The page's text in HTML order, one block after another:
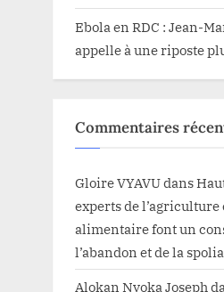
Ebola en RDC : Jean-
appelle à une riposte
Commentaires
Gloire VYAVUdans
experts de l’agriculture
alimentaire font un
l’abandon et de la
Alokan Nyoka Joseph